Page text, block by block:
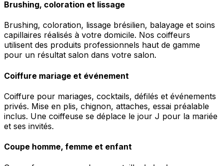
Brushing, coloration et lissage
Brushing, coloration, lissage brésilien, balayage et soins
capillaires réalisés à votre domicile. Nos coiffeurs
utilisent des produits professionnels haut de gamme
pour un résultat salon dans votre salon.
Coiffure mariage et événement
Coiffure pour mariages, cocktails, défilés et événements
privés. Mise en plis, chignon, attaches, essai préalable
inclus. Une coiffeuse se déplace le jour J pour la mariée
et ses invités.
Coupe homme, femme et enfant